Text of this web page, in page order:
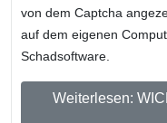
von dem Captcha
auf dem eigenen
Schadsoftware.
Weiterlesen: